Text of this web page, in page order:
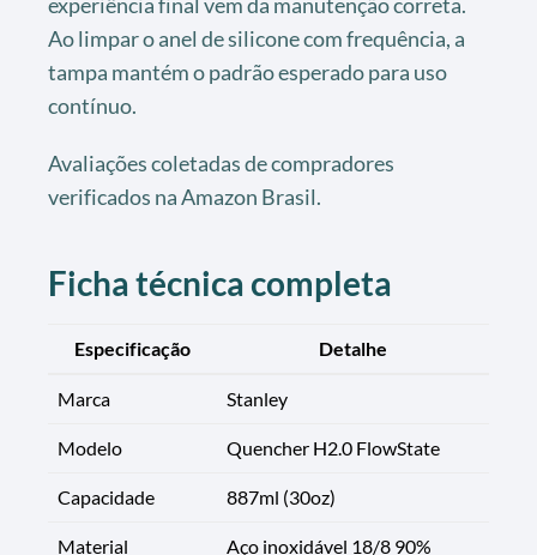
Ao limpar o anel de silicone com frequência, a
tampa mantém o padrão esperado para uso
contínuo.
Avaliações coletadas de compradores
verificados na Amazon Brasil.
Ficha técnica completa
Especificação Detalhe
Marca Stanley
Modelo Quencher H2.0 FlowState
Capacidade 887ml (30oz)
Material
Aço inoxidável 18/8 90%